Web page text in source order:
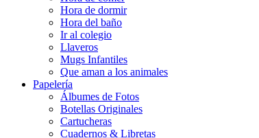
Hora de dormir
Hora del baño
Ir al colegio
Llaveros
Mugs Infantiles
Que aman a los animales
Papelería
Álbumes de Fotos
Botellas Originales
Cartucheras
Cuadernos & Libretas